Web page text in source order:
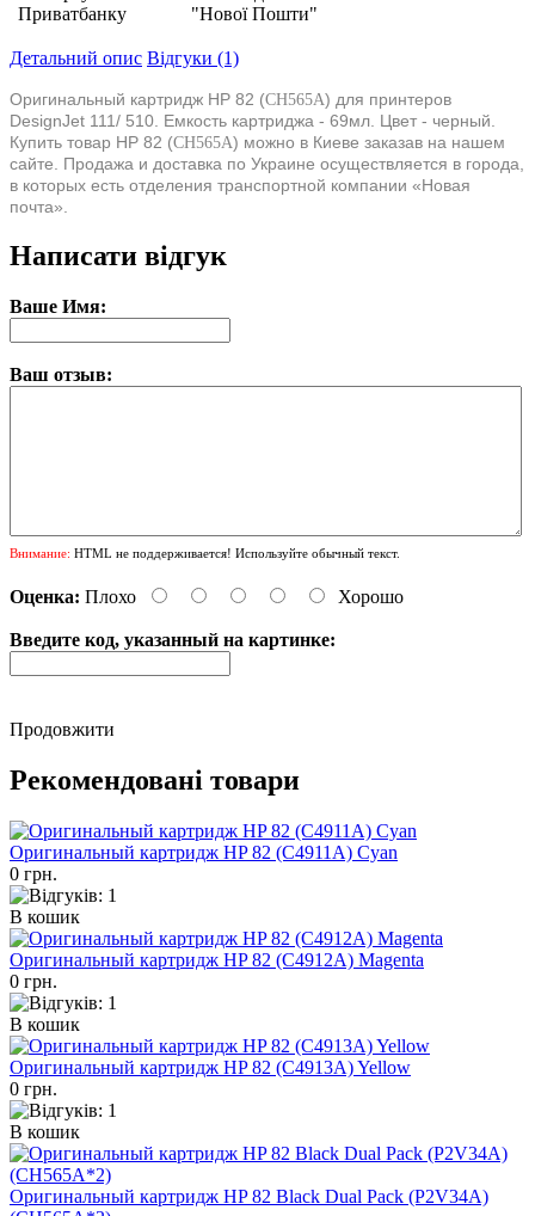
Приватбанку
"Нової Пошти"
Детальний опис Відгуки (1)
Оригинальный картридж HP 82 (CH565A) для принтеров
DesignJet 111/ 510. Емкость картриджа - 69мл. Цвет - черный.
Купить товар HP 82 (CH565A) можно в Киеве заказав на нашем
сайте. Продажа и доставка по Украине осуществляется в города,
в которых есть отделения транспортной компании «Новая
почта».
Написати відгук
Ваше Имя:
Ваш отзыв:
Внимание: HTML не поддерживается! Используйте обычный текст.
Оценка: Плохо Хорошо
Введите код, указанный на картинке:
Продовжити
Рекомендовані товари
Оригинальный картридж HP 82 (C4911A) Cyan
0 грн.
В кошик
Оригинальный картридж HP 82 (C4912A) Magenta
0 грн.
В кошик
Оригинальный картридж HP 82 (C4913A) Yellow
0 грн.
В кошик
Оригинальный картридж HP 82 Black Dual Pack (P2V34A)